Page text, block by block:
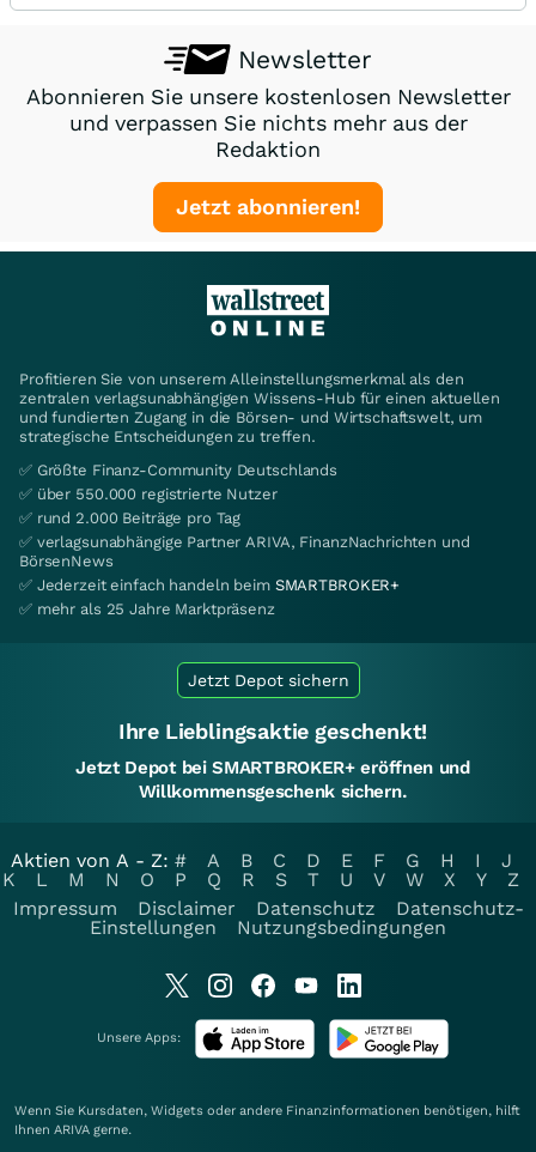
Newsletter
Abonnieren Sie unsere kostenlosen Newsletter
und verpassen Sie nichts mehr aus der
Redaktion
Jetzt abonnieren!
Profitieren Sie von unserem Alleinstellungsmerkmal als den
zentralen verlagsunabhängigen Wissens-Hub für einen aktuellen
und fundierten Zugang in die Börsen- und Wirtschaftswelt, um
strategische Entscheidungen zu treffen.
✅ Größte Finanz-Community Deutschlands
✅ über 550.000 registrierte Nutzer
✅ rund 2.000 Beiträge pro Tag
✅ verlagsunabhängige Partner ARIVA, FinanzNachrichten und
BörsenNews
✅ Jederzeit einfach handeln beim SMARTBROKER+
✅ mehr als 25 Jahre Marktpräsenz
Jetzt Depot sichern
Ihre Lieblingsaktie geschenkt!
Jetzt Depot bei SMARTBROKER+ eröffnen und
Willkommensgeschenk sichern.
Aktien von A - Z: # A B C D E F G H I
J
K
L M N O P Q R S T U V W X Y
Z
Impressum
Disclaimer Datenschutz
Datenschutz-
Einstellungen
Nutzungsbedingungen
Unsere Apps:
Wenn Sie Kursdaten, Widgets oder andere Finanzinformationen benötigen, hilft
Ihnen ARIVA gerne.